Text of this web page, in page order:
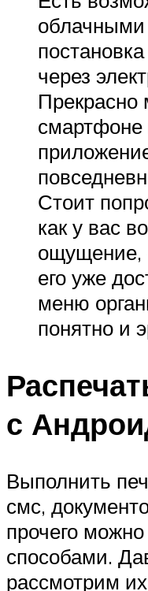
облачными
через
Стоит
как у вас
ощущение,
его уже
меню
понятно и
с
Выполнить
смс,
прочего
способами.
рассмотрим